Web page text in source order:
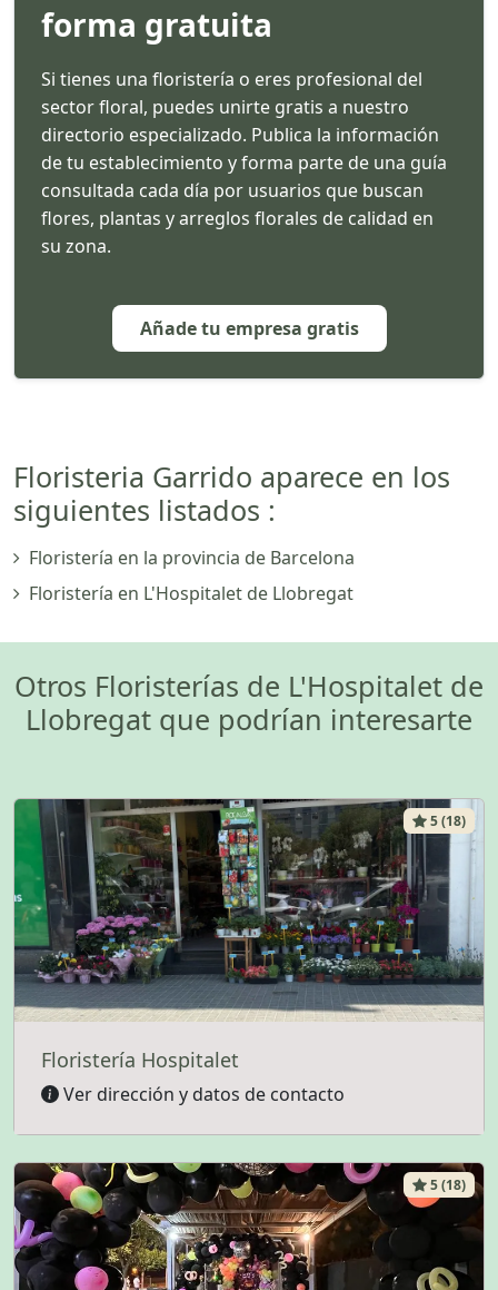
forma gratuita
Si tienes una floristería o eres profesional del
sector floral, puedes unirte gratis a nuestro
directorio especializado. Publica la información
de tu establecimiento y forma parte de una guía
consultada cada día por usuarios que buscan
flores, plantas y arreglos florales de calidad en
su zona.
Añade tu empresa gratis
Floristeria Garrido aparece en los
siguientes listados :
Floristería en la provincia de Barcelona
Floristería en L'Hospitalet de Llobregat
Otros Floristerías de L'Hospitalet de
Llobregat que podrían interesarte
5 (18)
Floristería Hospitalet
Ver dirección y datos de contacto
5 (18)